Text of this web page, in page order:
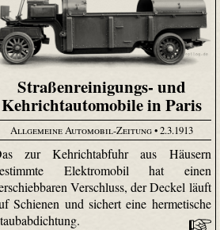
Straßenreinigungs- und
Kehrichtautomobile in Paris
Allgemeine Automobil-Zeitung• 2.3.1913
zur Kehrichtabfuhr aus Häusern
Elektromobil hat einen
Verschluss, der Deckel läuft
Schienen und sichert eine hermetische